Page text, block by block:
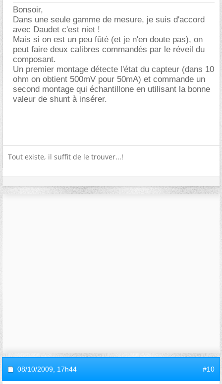
Bonsoir,
Dans une seule gamme de mesure, je suis d'accord
avec Daudet c'est niet !
Mais si on est un peu fûté (et je n'en doute pas), on
peut faire deux calibres commandés par le réveil du
composant.
Un premier montage détecte l'état du capteur (dans 10
ohm on obtient 500mV pour 50mA) et commande un
second montage qui échantillone en utilisant la bonne
valeur de shunt à insérer.
Tout existe, il suffit de le trouver...!
08/10/2009, 17h44 #10